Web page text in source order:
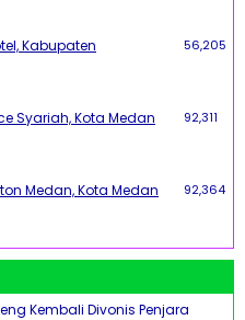
Kabupaten
56,205
Syariah, Kota Medan 92,311
Medan, Kota Medan 92,364
Kembali Divonis Penjara